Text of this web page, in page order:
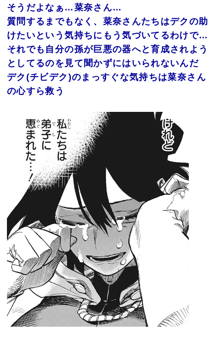
そうだよなぁ…菜奈さん…
質問するまでもなく、菜奈さんたちはデクの助
けたいという気持ちにもう気づいてるわけで…
それでも自分の孫が巨悪の器へと育成されよう
としてるのを見て聞かずにはいられないんだ
デク(チビデク)のまっすぐな気持ちは菜奈さん
の心すら救う